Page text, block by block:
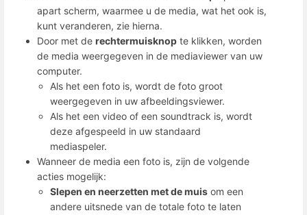
apart scherm, waarmee u de media, wat het ook is,
kunt veranderen, zie hierna.
Door met de rechtermuisknop te klikken, worden
de media weergegeven in de mediaviewer van uw
computer.
Als het een foto is, wordt de foto groot
weergegeven in uw afbeeldingsviewer.
Als het een video of een soundtrack is, wordt
deze afgespeeld in uw standaard
mediaspeler.
Wanneer de media een foto is, zijn de volgende
acties mogelijk:
Slepen en neerzetten met de muis om een
andere uitsnede van de totale foto te laten